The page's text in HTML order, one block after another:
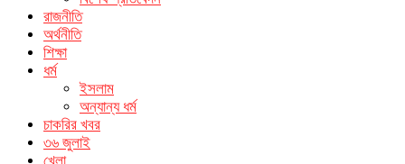
রাজনীতি
অর্থনীতি
শিক্ষা
ধর্ম
ইসলাম
অন্যান্য ধর্ম
চাকরির খবর
৩৬ জুলাই